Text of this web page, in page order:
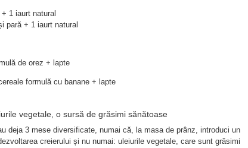
1 iaurt natural
pară + 1 iaurt natural
de orez + lapte
formulă cu banane + lapte
vegetale, o sursă de grăsimi sănătoase
deja 3 mese diversificate, numai că, la masa de prânz, introduci un
creierului și nu numai: uleiurile vegetale, care sunt grăsimi